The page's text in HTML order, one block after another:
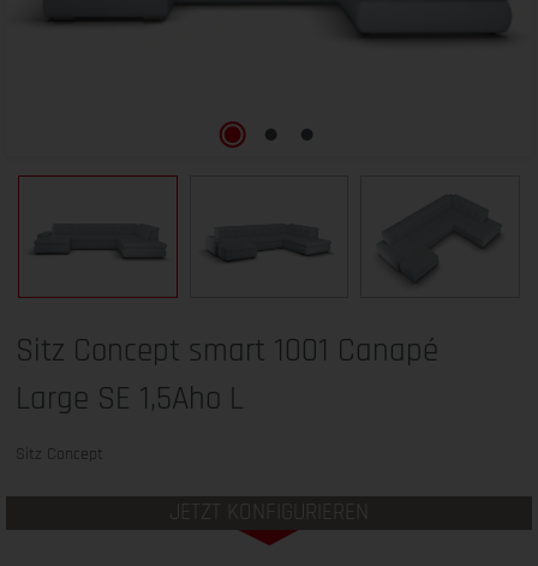
Sitz Concept smart 1001 Canapé
Large SE 1,5Aho L
Sitz Concept
JETZT KONFIGURIEREN